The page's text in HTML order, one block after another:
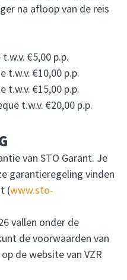
na afloop van de reis
€5,00 p.p.
t.w.v. €10,00 p.p.
t.w.v. €15,00 p.p.
t.w.v. €20,00 p.p.
van STO Garant. Je
garantieregeling vinden
(www.sto-
vallen onder de
de voorwaarden van
de website van VZR